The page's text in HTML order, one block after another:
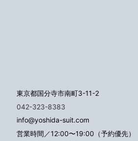
東京都国分寺市南町3-11-2
042-323-8383
info@yoshida-suit.com
営業時間／12:00〜19:00（予約優先）